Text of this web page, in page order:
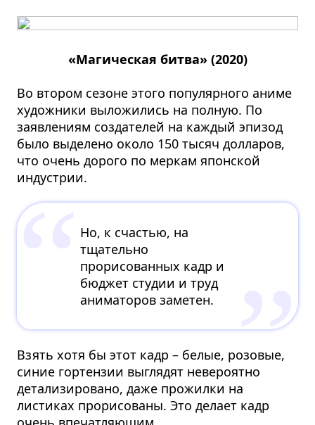
«Магическая битва» (2020)
Во втором сезоне этого популярного аниме
художники выложились на полную. По
заявлениям создателей на каждый эпизод
было выделено около 150 тысяч долларов,
что очень дорого по меркам японской
индустрии.
Но, к счастью, на
тщательно
прорисованных кадр и
бюджет студии и труд
аниматоров заметен.
Взять хотя бы этот кадр – белые, розовые,
синие гортензии выглядят невероятно
детализировано, даже прожилки на
листиках прорисованы. Это делает кадр